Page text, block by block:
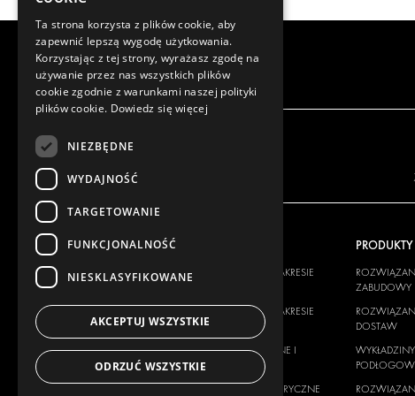
ROZWIĄZANIA W ZAKRESIE
ROZWIĄZANIA W ZAKRESIE
DOSTAW
WYKŁADZINY ŚCIENNE I
PODŁOGOWE
ROZWIĄZANIA ELEKTRYCZNE
PRODUKTY
ZABUDOWY
DOSTAW
Ta strona korzysta z plików cookie, aby
zapewnić lepszą wygodę użytkowania.
Korzystając z tej strony, wyrażasz zgodę na
używanie przez nas wszystkich plików
cookie zgodnie z warunkami naszej polityki
plików cookie. Dowiedz się więcej
NIEZBĘDNE
WYDAJNOŚĆ
TARGETOWANIE
FUNKCJONALNOŚĆ
NIESKLASYFIKOWANE
AKCEPTUJ WSZYSTKIE
ODRZUĆ WSZYSTKIE